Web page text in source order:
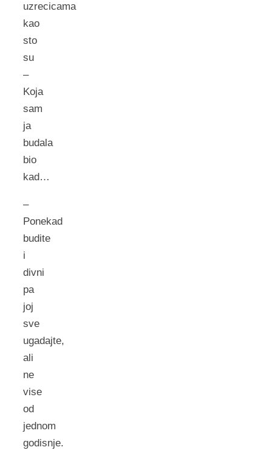
uzrecicama
kao
sto
su
–
Koja
sam
ja
budala
bio
kad…
–
Ponekad
budite
i
divni
pa
joj
sve
ugadajte,
ali
ne
vise
od
jednom
godisnje.